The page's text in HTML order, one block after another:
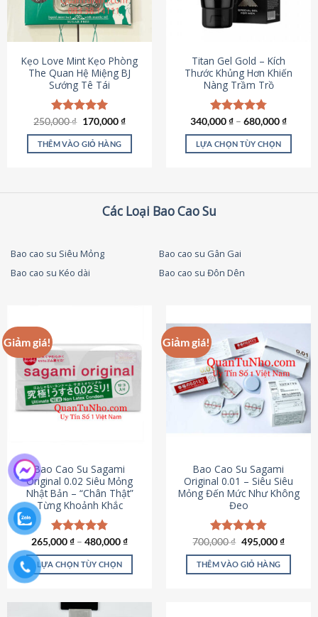
chọn
có
chọn
trên
trang
sản
phẩm
Kẹo Love Mint Kẹo Phòng
The Quan Hệ Miệng BJ
Sướng Tê Tái
Được xếp
hạng5.00
5 sao
250,000₫ Giá
là:
250,000 ₫.
170,000₫Giá
tại
THÊM VÀO GIỎ HÀNG
Titan Gel Gold – Kích
Thước Khủng Hơn Khiến
Nàng Trầm Trồ
Được xếp
hạng4.79
5 sao
340,000₫ – 680,000₫
LỰA CHỌN TÙY CHỌN
thể.
tùy
thể
được
chọn
trên
trang
sản
phẩm
Các Loại Bao Cao Su
Bao cao su Siêu Mỏng
Bao cao su Gân Gai
Bao cao su Kéo dài
Bao cao su Đôn Dên
Giảm giá!
Bao Cao Su Sagami
Original 0.02 Siêu Mỏng
Nhật Bản – “Chân Thật”
Từng Khoảnh Khắc
Được xếp
hạng4.87
5 sao
265,000₫ – 480,000₫
LỰA CHỌN TÙY CHỌN
này
Giảm giá!
Bao Cao Su Sagami
Original 0.01 – Siêu Siêu
Mỏng Đến Mức Như Không
Đeo
Được xếp
hạng4.83
5 sao
700,000₫ Giá
là:
700,000 ₫.
495,000₫Giá
tại
THÊM VÀO GIỎ HÀNG